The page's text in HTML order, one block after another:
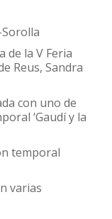
Gaudí
de la V Feria
Reus, Sandra
con uno de
‘Gaudí y la
temporal
varias